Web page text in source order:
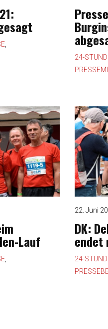
24-
Lauf
22. Juni
DK:
endet
24-